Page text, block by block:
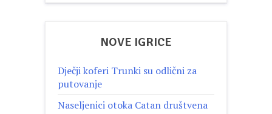
NOVE IGRICE
Dječji koferi Trunki su odlični za
putovanje
Naseljenici otoka Catan društvena